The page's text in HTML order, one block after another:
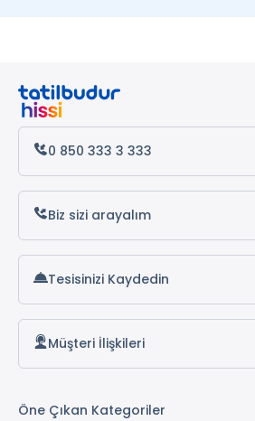
Adıyaman Turları
Midyat Turları
Diyarbakır Turları
Şanlıurfa Turları
0 850 333 3 333
Biz sizi arayalım
Tesisinizi Kaydedin
Müşteri İlişkileri
Öne Çıkan Kategoriler